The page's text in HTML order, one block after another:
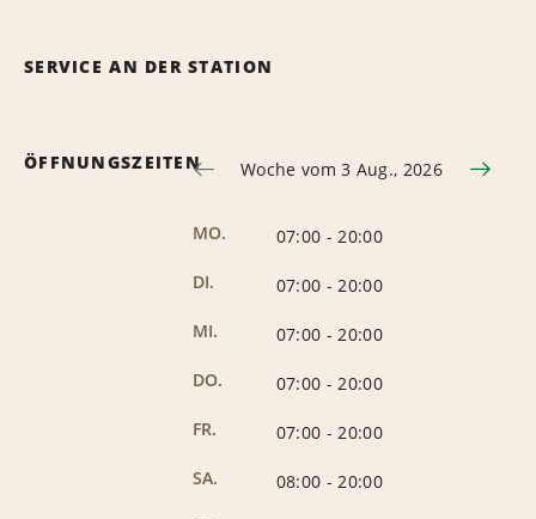
SERVICE AN DER STATION
ÖFFNUNGSZEITEN Woche vom 3 Aug., 2026
MO. 07:00 - 20:00
DI.
07:00 - 20:00
MI.
07:00 - 20:00
DO.
07:00 - 20:00
FR.
07:00 - 20:00
SA.
08:00 - 20:00